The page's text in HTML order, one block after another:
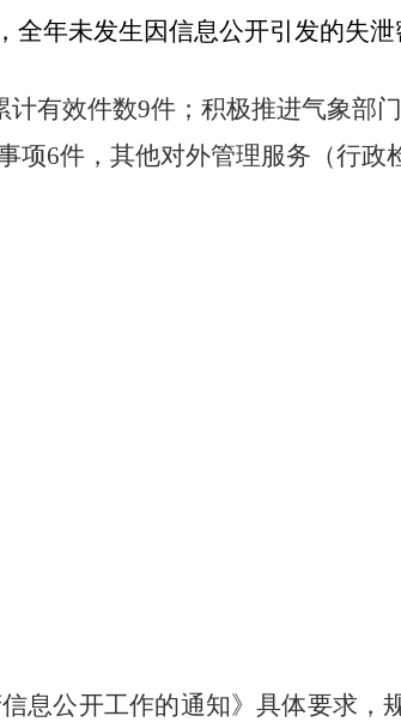
年未发生因信息公开引发的失泄
计有效件数9件；积极推进气象部
项6件，其他对外管理服务（行政
息公开工作的通知》具体要求，